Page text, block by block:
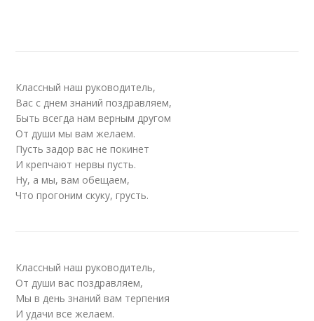
Классный наш руководитель,
Вас с днем знаний поздравляем,
Быть всегда нам верным другом
От души мы вам желаем.
Пусть задор вас не покинет
И крепчают нервы пусть.
Ну, а мы, вам обещаем,
Что прогоним скуку, грусть.
Классный наш руководитель,
От души вас поздравляем,
Мы в день знаний вам терпения
И удачи все желаем.